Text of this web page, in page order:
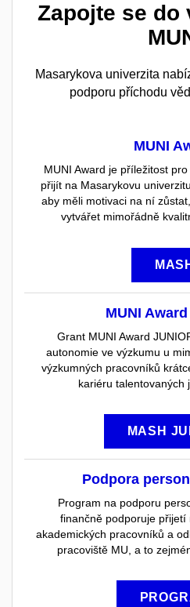
Zapojte se do
Masarykova univerzita
podporu příchodu
MUNI
MUNI Award je příležitost
přijít na Masarykovu
aby měli motivaci na ní
vytvářet mimořádně
MUNI
Grant MUNI Award
autonomie ve výzkumu u
výzkumných pracovníků
kariéru talentovaných
MASH
Podpora
Program na podporu
finančně podporuje přijetí
akademických pracovníků a
pracoviště MU, a to